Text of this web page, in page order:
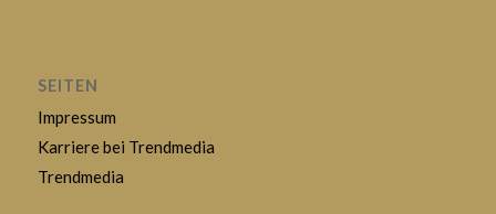
SEITEN
Impressum
Karriere bei Trendmedia
Trendmedia